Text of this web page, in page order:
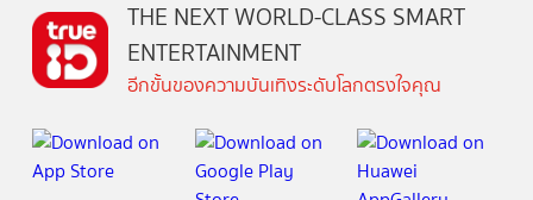
THE NEXT WORLD-CLASS SMART
ENTERTAINMENT
อีกขั้นของความบันเทิงระดับโลกตรงใจคุณ